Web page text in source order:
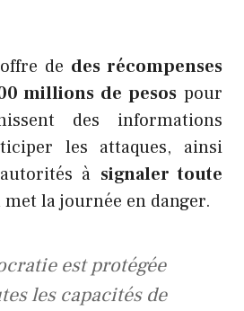
de des récompenses
millions de pesos pour
des informations
les attaques, ainsi
à signaler toute
met la journée en danger.
est protégée
les capacités de